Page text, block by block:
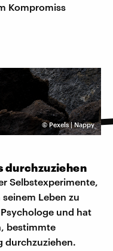
Kompromiss
©Pexels | Nappy
durchzuziehen
Selbstexperimente,
Leben zu
und hat
bestimmte
durchzuziehen.